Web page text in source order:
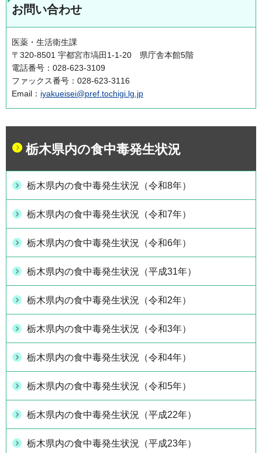
お問い合わせ
医薬・生活衛生課
〒320-8501 宇都宮市塙田1-1-20 県庁舎本館5階
電話番号：028-623-3109
ファックス番号：028-623-3116
Email： iyakueisei@pref.tochigi.lg.jp
栃木県内の食中毒発生状況
栃木県内の食中毒発生状況（令和8年）
栃木県内の食中毒発生状況（令和7年）
栃木県内の食中毒発生状況（令和6年）
栃木県内の食中毒発生状況（平成31年）
栃木県内の食中毒発生状況（令和2年）
栃木県内の食中毒発生状況（令和3年）
栃木県内の食中毒発生状況（令和4年）
栃木県内の食中毒発生状況（令和5年）
栃木県内の食中毒発生状況（平成22年）
栃木県内の食中毒発生状況（平成23年）